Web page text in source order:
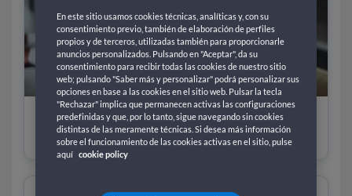
Contactos
En este sitio usamos cookies técnicas, analíticas y, con su
consentimiento previo, también de elaboración de perfiles
propios y de terceros, utilizadas también para proporcionarle
anuncios personalizados. Pulsando en "Aceptar", da su
consentimiento para recibir todas las cookies de nuestro sitio
web; pulsando "Saber más y personalizar" podrá personalizar sus
opciones en base a las cookies en el sitio web. Pulsar la tecla
"Rechazar" implica que permanecen activas las configuraciones
predefinidas y que, por lo tanto, sigue navegando sin cookies
distintas de las meramente técnicas. Si desea más información
sobre el funcionamiento de las cookies activas en el sitio, pulse
aquí cookie policy